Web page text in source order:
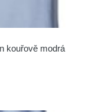
kouřově modrá